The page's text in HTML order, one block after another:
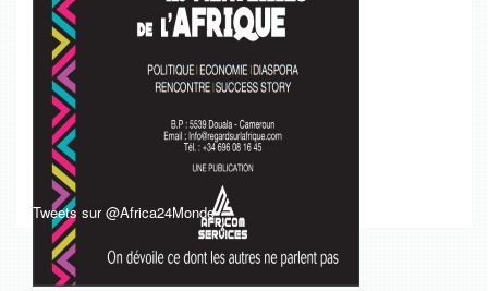
Tweets sur @Africa24Monde